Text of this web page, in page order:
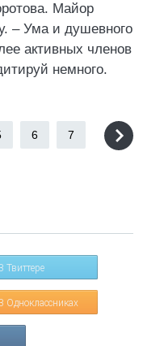
Майор
– Ума и душевного
активных членов
немного.
6 7
В Твиттере
В Одноклассниках